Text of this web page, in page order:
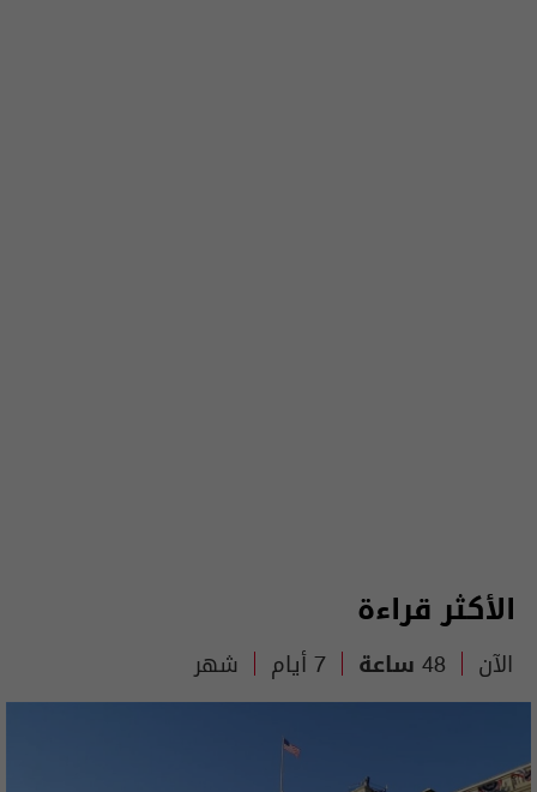
الأكثر قراءة
الآن 48 ساعة 7 أيام شهر